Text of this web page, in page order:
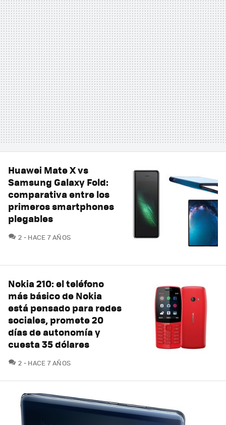
Huawei Mate X vs
Samsung Galaxy Fold:
comparativa entre los
primeros smartphones
plegables
2 COMENTARIOS
HACE 7 AÑOS
Nokia 210: el teléfono
más básico de Nokia
está pensado para redes
sociales, promete 20
días de autonomía y
cuesta 35 dólares
2 COMENTARIOS
HACE 7 AÑOS